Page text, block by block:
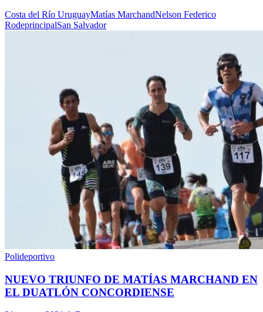
Costa del Río UruguayMatías MarchandNelson Federico
RodeprincipalSan Salvador
Polideportivo
NUEVO TRIUNFO DE MATÍAS MARCHAND EN
EL DUATLÓN CONCORDIENSE